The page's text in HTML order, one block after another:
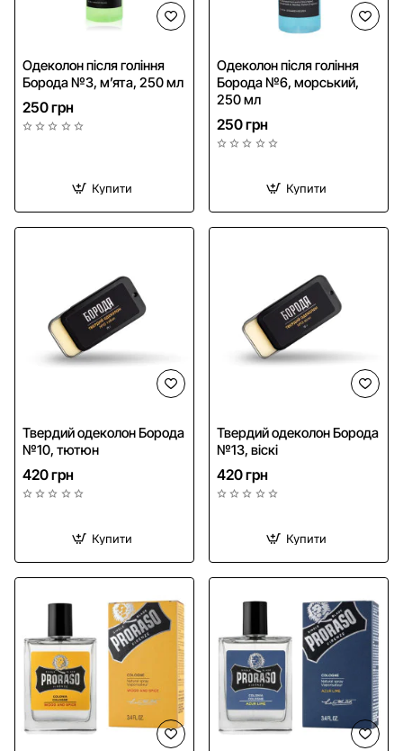
Одеколон після гоління
Борода №3, м’ята, 250 мл
250 грн
Купити
Одеколон після гоління
Борода №6, морський,
250 мл
250 грн
Купити
Твердий одеколон Борода
№10, тютюн
420 грн
Купити
Твердий одеколон Борода
№13, віскі
420 грн
Купити